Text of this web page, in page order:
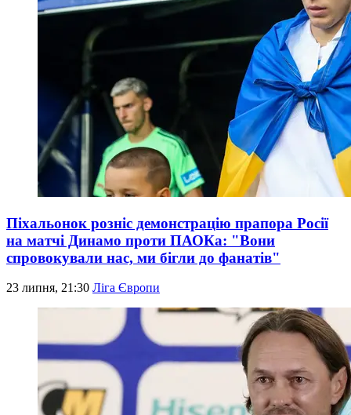
Піхальонок розніс демонстрацію прапора Росії
на матчі Динамо проти ПАОКа: "Вони
спровокували нас, ми бігли до фанатів"
23 липня, 21:30 Ліга Європи